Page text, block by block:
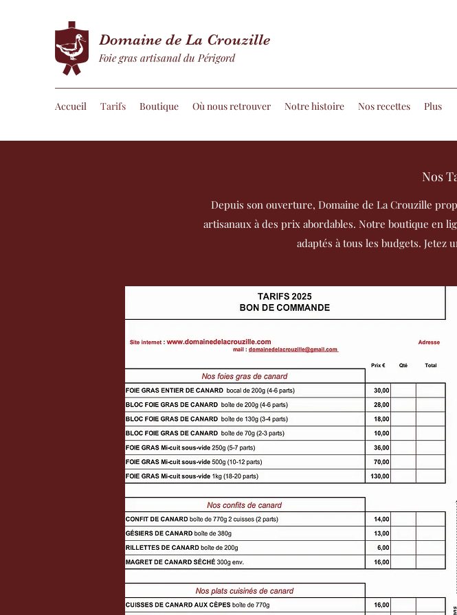
Domaine de La Crouzille
Foie gras artisanal du Périgord
Accueil Tarifs Boutique Où nous retrouver Notre histoire Nos recettes Plus
Nos
Depuis son ouverture, Domaine de La Crouzille
artisanaux à des prix abordables. Notre boutique en
adaptés à tous les budgets.